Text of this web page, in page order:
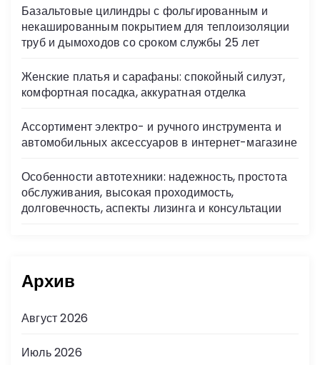
Базальтовые цилиндры с фольгированным и
некашированным покрытием для теплоизоляции
труб и дымоходов со сроком службы 25 лет
Женские платья и сарафаны: спокойный силуэт,
комфортная посадка, аккуратная отделка
Ассортимент электро- и ручного инструмента и
автомобильных аксессуаров в интернет-магазине
Особенности автотехники: надежность, простота
обслуживания, высокая проходимость,
долговечность, аспекты лизинга и консультации
Архив
Август 2026
Июль 2026